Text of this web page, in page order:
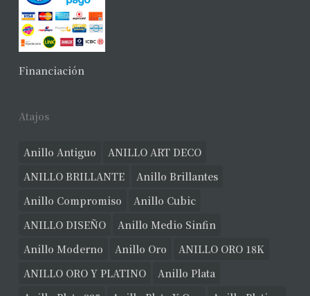
Financiación
Atajos
Anillo Antiguo
ANILLO ART DECO
ANILLO BRILLANTE
Anillo Brillantes
Anillo Compromiso
Anillo Cubic
ANILLO DISEÑO
Anillo Medio Sinfin
Anillo Moderno
Anillo Oro
ANILLO ORO 18K
ANILLO ORO Y PLATINO
Anillo Plata